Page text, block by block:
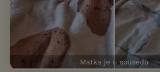
Matka je u sousedů